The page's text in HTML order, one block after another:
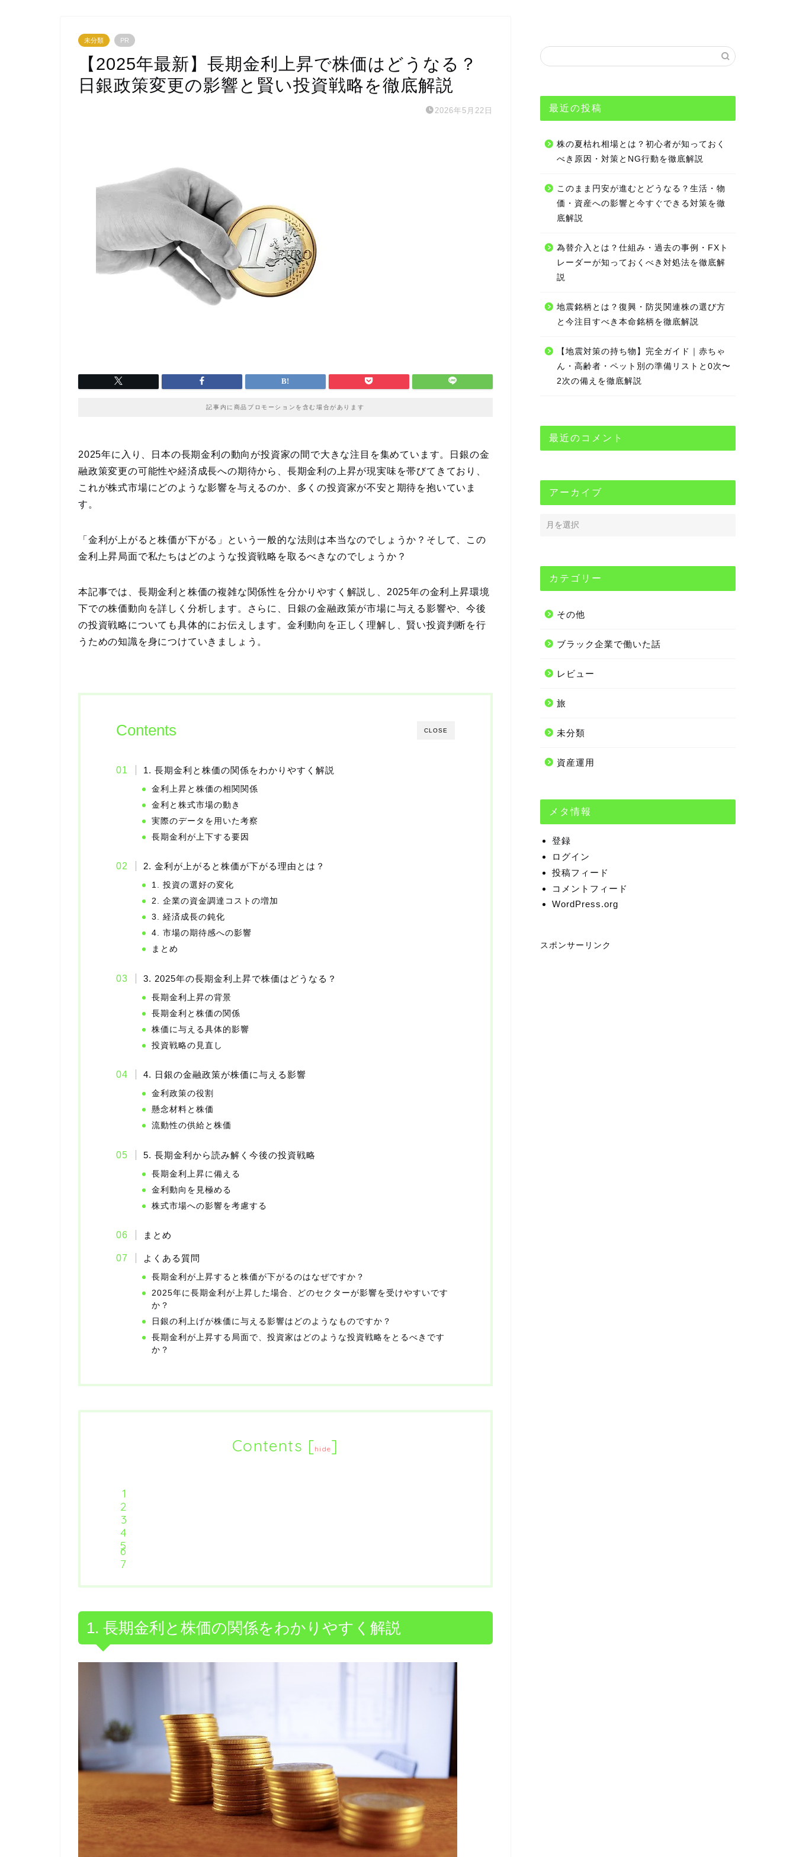
未分類 PR
【2025年最新】長期金利上昇で株価はどうなる？
日銀政策変更の影響と賢い投資戦略を徹底解説
2026年5月22日
記事内に商品プロモーションを含む場合があります
2025年に入り、日本の長期金利の動向が投資家の間で大きな注目を集めています。日銀の金
融政策変更の可能性や経済成長への期待から、長期金利の上昇が現実味を帯びてきており、
これが株式市場にどのような影響を与えるのか、多くの投資家が不安と期待を抱いていま
す。
「金利が上がると株価が下がる」という一般的な法則は本当なのでしょうか？そして、この
金利上昇局面で私たちはどのような投資戦略を取るべきなのでしょうか？
本記事では、長期金利と株価の複雑な関係性を分かりやすく解説し、2025年の金利上昇環境
下での株価動向を詳しく分析します。さらに、日銀の金融政策が市場に与える影響や、今後
の投資戦略についても具体的にお伝えします。金利動向を正しく理解し、賢い投資判断を行
うための知識を身につけていきましょう。
CLOSE
Contents
1. 長期金利と株価の関係をわかりやすく解説
金利上昇と株価の相関関係
金利と株式市場の動き
実際のデータを用いた考察
長期金利が上下する要因
2. 金利が上がると株価が下がる理由とは？
1. 投資の選好の変化
2. 企業の資金調達コストの増加
3. 経済成長の鈍化
4. 市場の期待感への影響
まとめ
3. 2025年の長期金利上昇で株価はどうなる？
長期金利上昇の背景
長期金利と株価の関係
株価に与える具体的影響
投資戦略の見直し
4. 日銀の金融政策が株価に与える影響
金利政策の役割
懸念材料と株価
流動性の供給と株価
5. 長期金利から読み解く今後の投資戦略
長期金利上昇に備える
金利動向を見極める
株式市場への影響を考慮する
まとめ
よくある質問
長期金利が上昇すると株価が下がるのはなぜですか？
2025年に長期金利が上昇した場合、どのセクターが影響を受けやすいです
か？
日銀の利上げが株価に与える影響はどのようなものですか？
長期金利が上昇する局面で、投資家はどのような投資戦略をとるべきです
か？
Contents [hide]
1. 長期金利と株価の関係をわかりやすく解説
最近の投稿
株の夏枯れ相場とは？初心者が知っておく
べき原因・対策とNG行動を徹底解説
このまま円安が進むとどうなる？生活・物
価・資産への影響と今すぐできる対策を徹
底解説
為替介入とは？仕組み・過去の事例・FXト
レーダーが知っておくべき対処法を徹底解
説
地震銘柄とは？復興・防災関連株の選び方
と今注目すべき本命銘柄を徹底解説
【地震対策の持ち物】完全ガイド｜赤ちゃ
ん・高齢者・ペット別の準備リストと0次〜
2次の備えを徹底解説
最近のコメント
アーカイブ
カテゴリー
その他
ブラック企業で働いた話
レビュー
旅
未分類
資産運用
メタ情報
登録
ログイン
投稿フィード
コメントフィード
WordPress.org
スポンサーリンク